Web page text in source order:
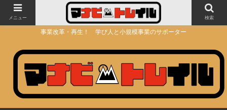
事業改革・再生！ 学び人と小規模事業のサポーター
メニュー 検索